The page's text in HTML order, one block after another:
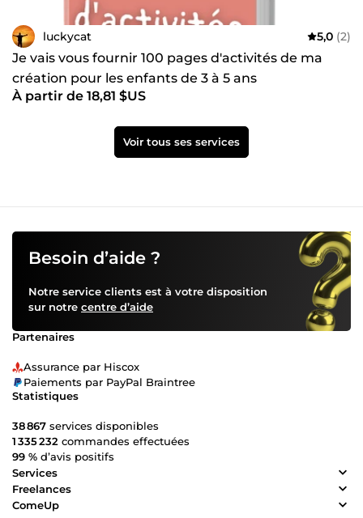
luckycat 5,0 (2)
Je vais vous fournir 100 pages d'activités de ma
création pour les enfants de 3 à 5 ans
À partir de 18,81 $US
Voir tous ses services
Besoin d’aide ?
Notre service clients est à votre disposition
sur notre centre d’aide
Partenaires
Assurance par Hiscox
Paiements par PayPal Braintree
Statistiques
38 867 services disponibles
1 335 232 commandes effectuées
99 % d’avis positifs
Services
Freelances
ComeUp